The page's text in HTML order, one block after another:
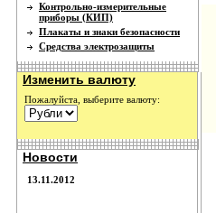
Контрольно-измерительные
приборы (КИП)
Плакаты и знаки безопасности
Средства электрозащиты
Изменить валюту
Пожалуйста, выберите валюту:
Новости
13.11.2012